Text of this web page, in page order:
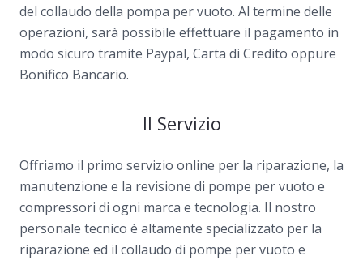
del collaudo della pompa per vuoto. Al termine delle
operazioni, sarà possibile effettuare il pagamento in
modo sicuro tramite Paypal, Carta di Credito oppure
Bonifico Bancario.
Il Servizio
Offriamo il primo servizio online per la riparazione, la
manutenzione e la revisione di pompe per vuoto e
compressori di ogni marca e tecnologia. Il nostro
personale tecnico è altamente specializzato per la
riparazione ed il collaudo di pompe per vuoto e